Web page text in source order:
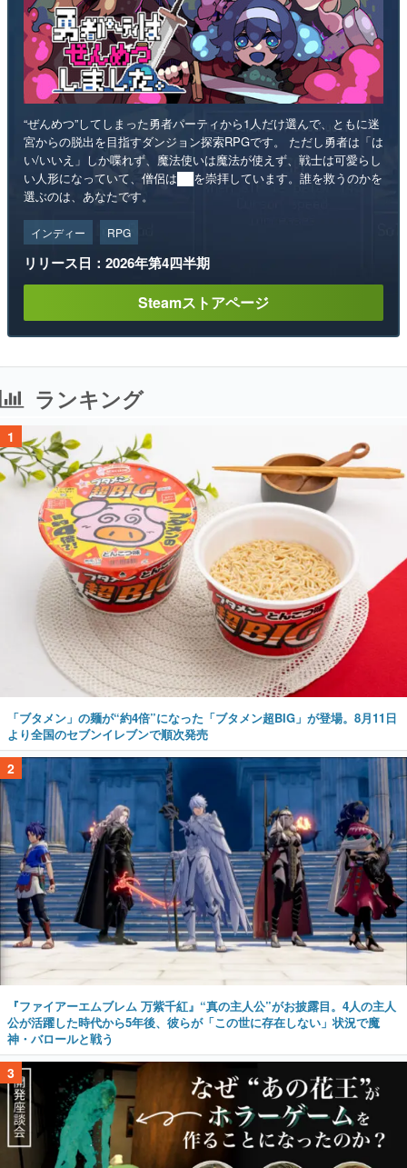
“ぜんめつ”してしまった勇者パーティから1人だけ選んで、ともに迷
宮からの脱出を目指すダンジョン探索RPGです。 ただし勇者は「は
い/いいえ」しか喋れず、魔法使いは魔法が使えず、戦士は可愛らし
い人形になっていて、僧侶は██を崇拝しています。誰を救うのかを
選ぶのは、あなたです。
インディー RPG
リリース日：2026年第4四半期
Steamストアページ
ランキング
1
「ブタメン」の麺が“約4倍”になった「ブタメン超BIG」が登場。8月11日
より全国のセブンイレブンで順次発売
2
『ファイアーエムブレム 万紫千紅』“真の主人公”がお披露目。4人の主人
公が活躍した時代から5年後、彼らが「この世に存在しない」状況で魔
神・バロールと戦う
3